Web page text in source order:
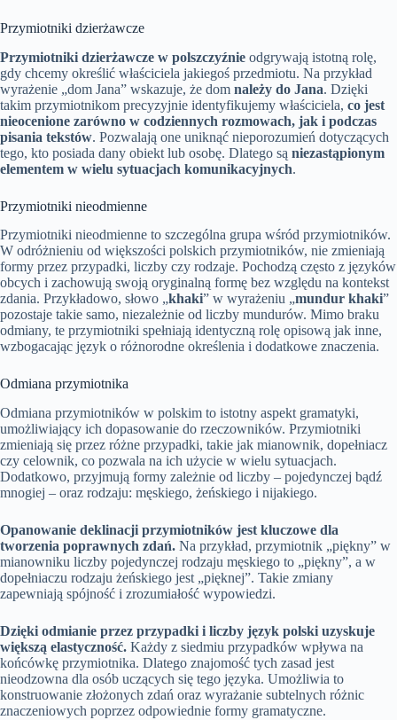
Przymiotniki dzierżawcze
Przymiotniki dzierżawcze w polszczyźnie odgrywają istotną rolę,
gdy chcemy określić właściciela jakiegoś przedmiotu. Na przykład
wyrażenie „dom Jana” wskazuje, że dom należy do Jana. Dzięki
takim przymiotnikom precyzyjnie identyfikujemy właściciela, co jest
nieocenione zarówno w codziennych rozmowach, jak i podczas
pisania tekstów. Pozwalają one uniknąć nieporozumień dotyczących
tego, kto posiada dany obiekt lub osobę. Dlatego są niezastąpionym
elementem w wielu sytuacjach komunikacyjnych.
Przymiotniki nieodmienne
Przymiotniki nieodmienne to szczególna grupa wśród przymiotników.
W odróżnieniu od większości polskich przymiotników, nie zmieniają
formy przez przypadki, liczby czy rodzaje. Pochodzą często z języków
obcych i zachowują swoją oryginalną formę bez względu na kontekst
zdania. Przykładowo, słowo „khaki” w wyrażeniu „mundur khaki”
pozostaje takie samo, niezależnie od liczby mundurów. Mimo braku
odmiany, te przymiotniki spełniają identyczną rolę opisową jak inne,
wzbogacając język o różnorodne określenia i dodatkowe znaczenia.
Odmiana przymiotnika
Odmiana przymiotników w polskim to istotny aspekt gramatyki,
umożliwiający ich dopasowanie do rzeczowników. Przymiotniki
zmieniają się przez różne przypadki, takie jak mianownik, dopełniacz
czy celownik, co pozwala na ich użycie w wielu sytuacjach.
Dodatkowo, przyjmują formy zależnie od liczby – pojedynczej bądź
mnogiej – oraz rodzaju: męskiego, żeńskiego i nijakiego.
Opanowanie deklinacji przymiotników jest kluczowe dla
tworzenia poprawnych zdań. Na przykład, przymiotnik „piękny” w
mianowniku liczby pojedynczej rodzaju męskiego to „piękny”, a w
dopełniaczu rodzaju żeńskiego jest „pięknej”. Takie zmiany
zapewniają spójność i zrozumiałość wypowiedzi.
Dzięki odmianie przez przypadki i liczby język polski uzyskuje
większą elastyczność. Każdy z siedmiu przypadków wpływa na
końcówkę przymiotnika. Dlatego znajomość tych zasad jest
nieodzowna dla osób uczących się tego języka. Umożliwia to
konstruowanie złożonych zdań oraz wyrażanie subtelnych różnic
znaczeniowych poprzez odpowiednie formy gramatyczne.